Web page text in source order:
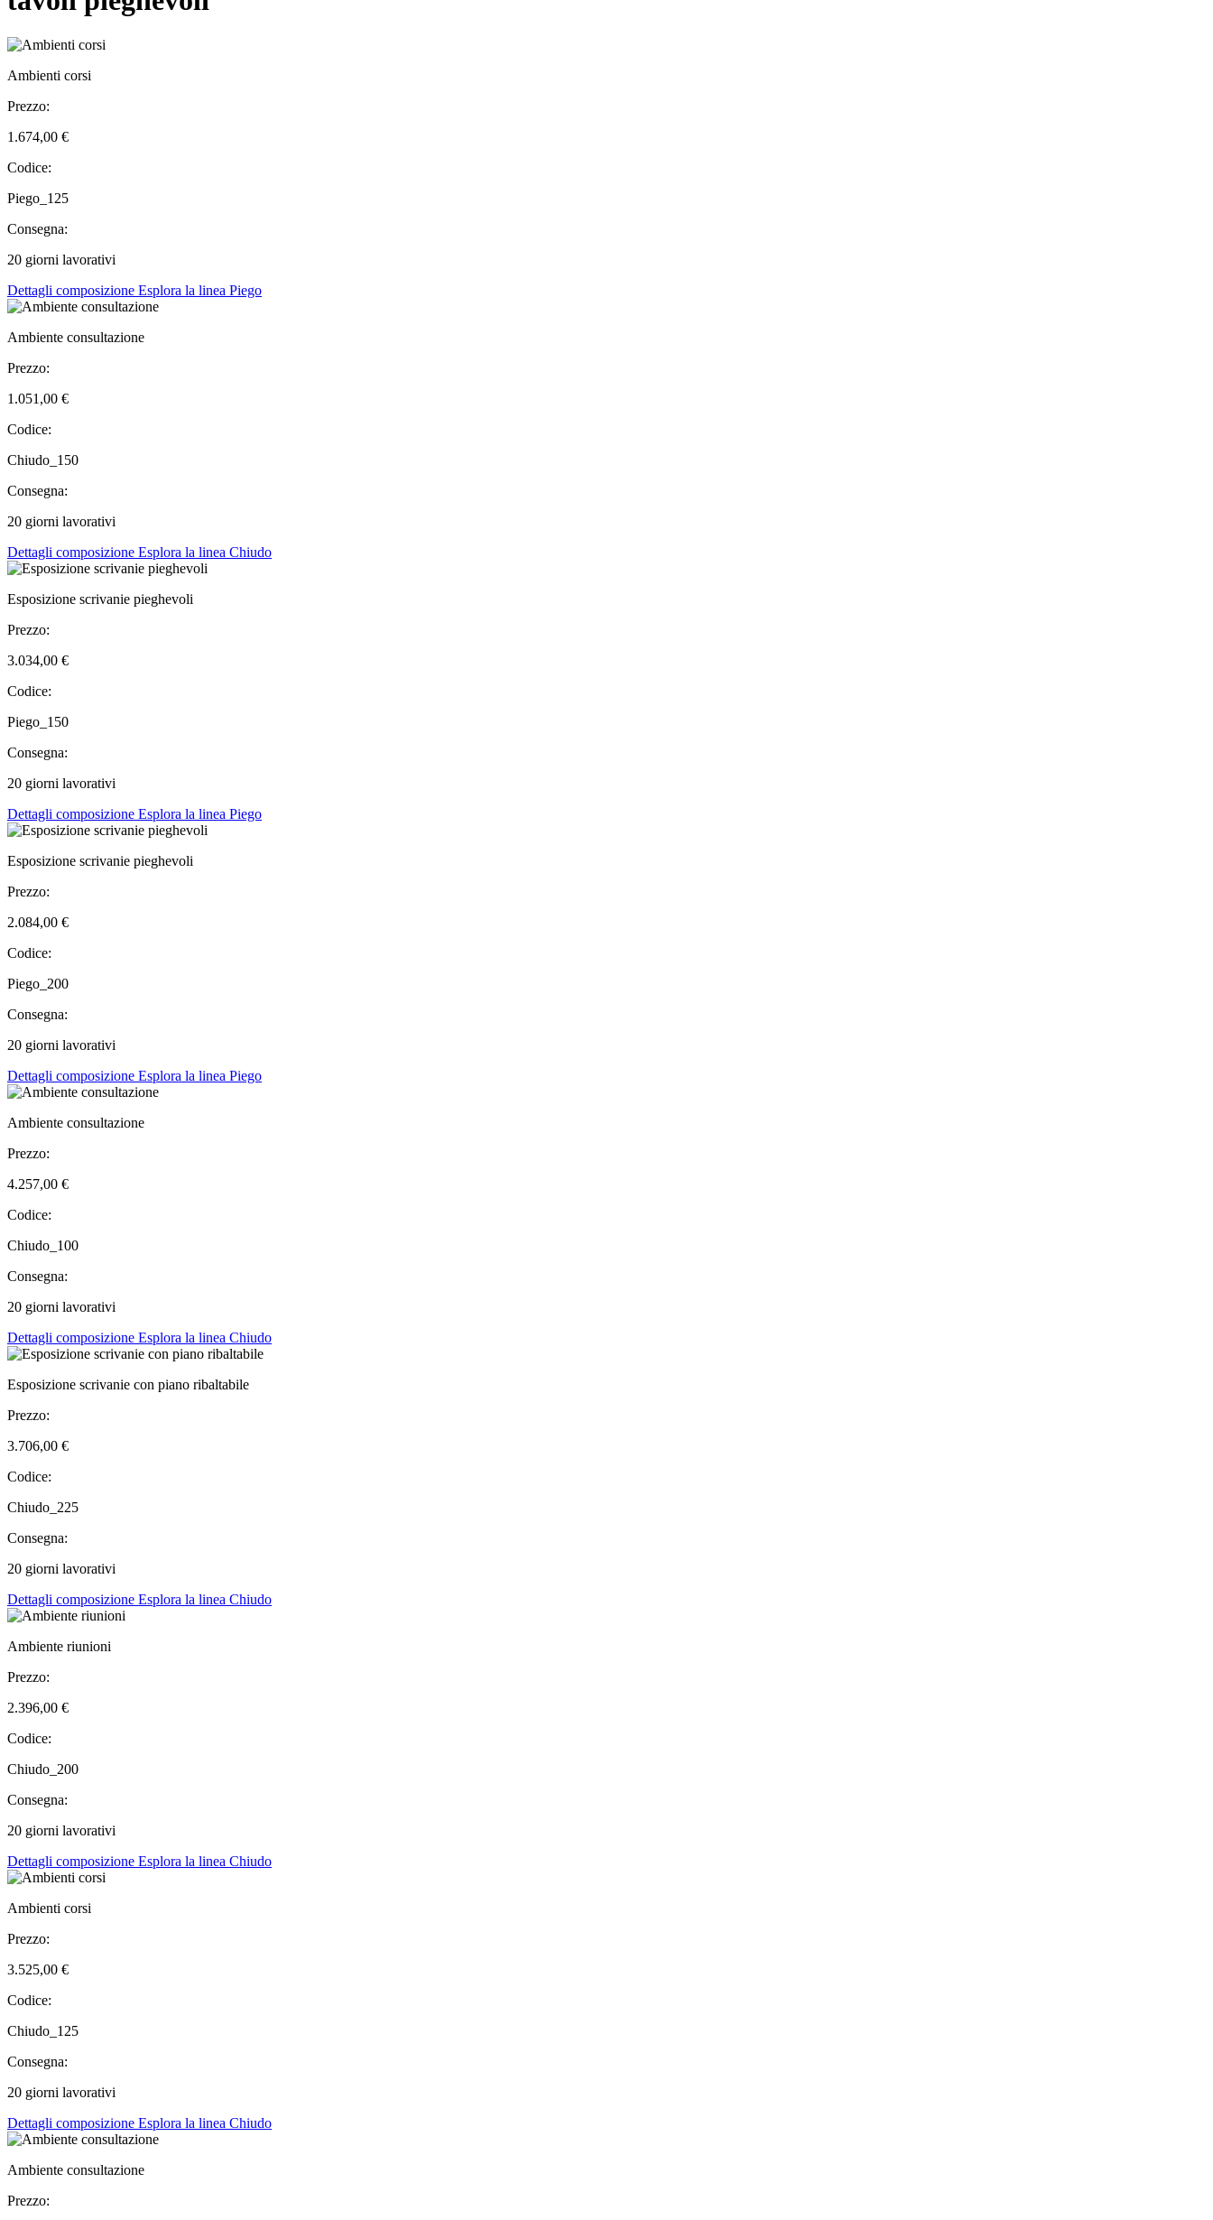
Ambienti corsi
Prezzo:
1.674,00 €
Codice:
Piego_125
Consegna:
20 giorni lavorativi
Dettagli composizione Esplora la linea Piego
Ambiente consultazione
Prezzo:
1.051,00 €
Codice:
Chiudo_150
Consegna:
20 giorni lavorativi
Dettagli composizione Esplora la linea Chiudo
Esposizione scrivanie pieghevoli
Prezzo:
3.034,00 €
Codice:
Piego_150
Consegna:
20 giorni lavorativi
Dettagli composizione Esplora la linea Piego
Esposizione scrivanie pieghevoli
Prezzo:
2.084,00 €
Codice:
Piego_200
Consegna:
20 giorni lavorativi
Dettagli composizione Esplora la linea Piego
Ambiente consultazione
Prezzo:
4.257,00 €
Codice:
Chiudo_100
Consegna:
20 giorni lavorativi
Dettagli composizione Esplora la linea Chiudo
Esposizione scrivanie con piano ribaltabile
Prezzo:
3.706,00 €
Codice:
Chiudo_225
Consegna:
20 giorni lavorativi
Dettagli composizione Esplora la linea Chiudo
Ambiente riunioni
Prezzo:
2.396,00 €
Codice:
Chiudo_200
Consegna:
20 giorni lavorativi
Dettagli composizione Esplora la linea Chiudo
Ambienti corsi
Prezzo:
3.525,00 €
Codice:
Chiudo_125
Consegna:
20 giorni lavorativi
Dettagli composizione Esplora la linea Chiudo
Ambiente consultazione
Prezzo: